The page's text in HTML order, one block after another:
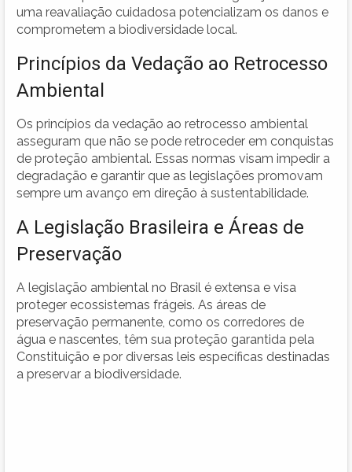
uma reavaliação cuidadosa potencializam os danos e
comprometem a biodiversidade local.
Princípios da Vedação ao Retrocesso
Ambiental
Os princípios da vedação ao retrocesso ambiental
asseguram que não se pode retroceder em conquistas
de proteção ambiental. Essas normas visam impedir a
degradação e garantir que as legislações promovam
sempre um avanço em direção à sustentabilidade.
A Legislação Brasileira e Áreas de
Preservação
A legislação ambiental no Brasil é extensa e visa
proteger ecossistemas frágeis. As áreas de
preservação permanente, como os corredores de
água e nascentes, têm sua proteção garantida pela
Constituição e por diversas leis específicas destinadas
a preservar a biodiversidade.